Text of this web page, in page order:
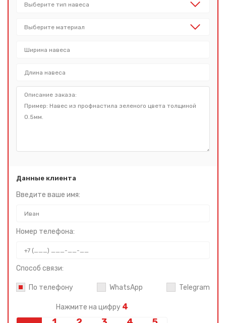
Данные клиента
Введите ваше имя:
Номер телефона:
Способ связи:
По телефону WhatsApp Telegram
Нажмите на цифру 4